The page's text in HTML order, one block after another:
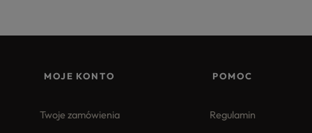
MOJE KONTO
Twoje zamówienia
POMOC
Regulamin